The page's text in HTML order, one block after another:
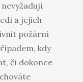
a jejich
požární
kdy
či dokonce